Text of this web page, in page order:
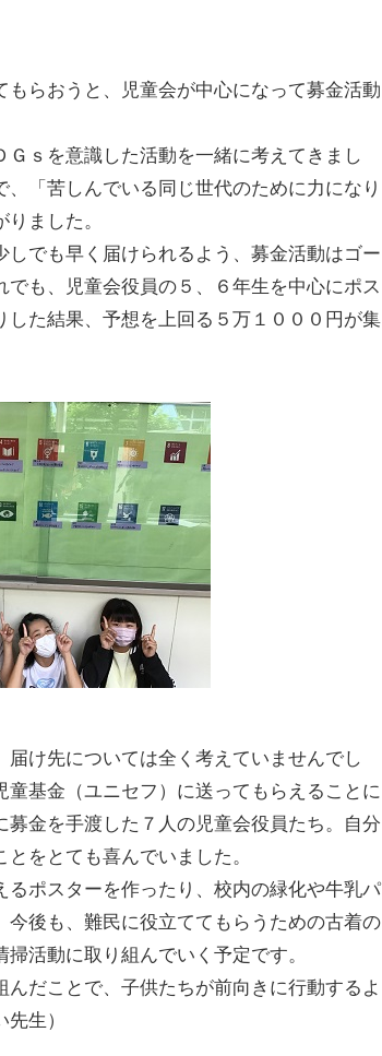
らおうと、児童会が中心になって募金活動
ｓを意識した活動を一緒に考えてきまし
「苦しんでいる同じ世代のために力になり
ました。
でも早く届けられるよう、募金活動はゴー
も、児童会役員の５、６年生を中心にポス
た結果、予想を上回る５万１０００円が集
け先については全く考えていませんでし
基金（ユニセフ）に送ってもらえることに
金を手渡した７人の児童会役員たち。自分
をとても喜んでいました。
ポスターを作ったり、校内の緑化や牛乳パ
後も、難民に役立ててもらうための古着の
活動に取り組んでいく予定です。
だことで、子供たちが前向きに行動するよ
生）